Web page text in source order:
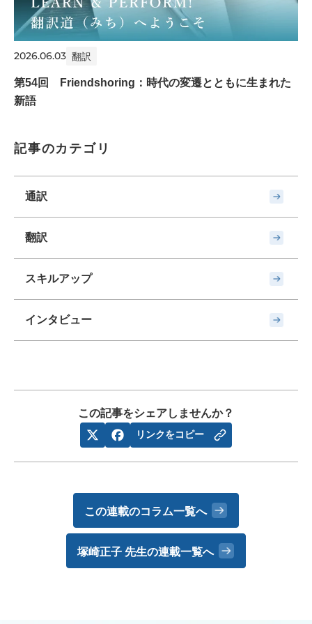
2026.06.03 翻訳
第54回 Friendshoring：時代の変遷とともに生まれた
新語
記事のカテゴリ
通訳
翻訳
スキルアップ
インタビュー
この記事をシェアしませんか？
リンクをコピー
この連載のコラム一覧へ
塚崎正子 先生の連載一覧へ